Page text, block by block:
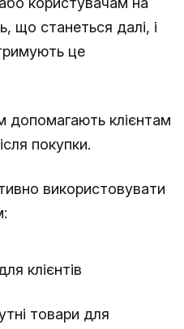
що станеться далі, і
це
допомагають клієнтам
покупки.
використовувати
клієнтів
товари для